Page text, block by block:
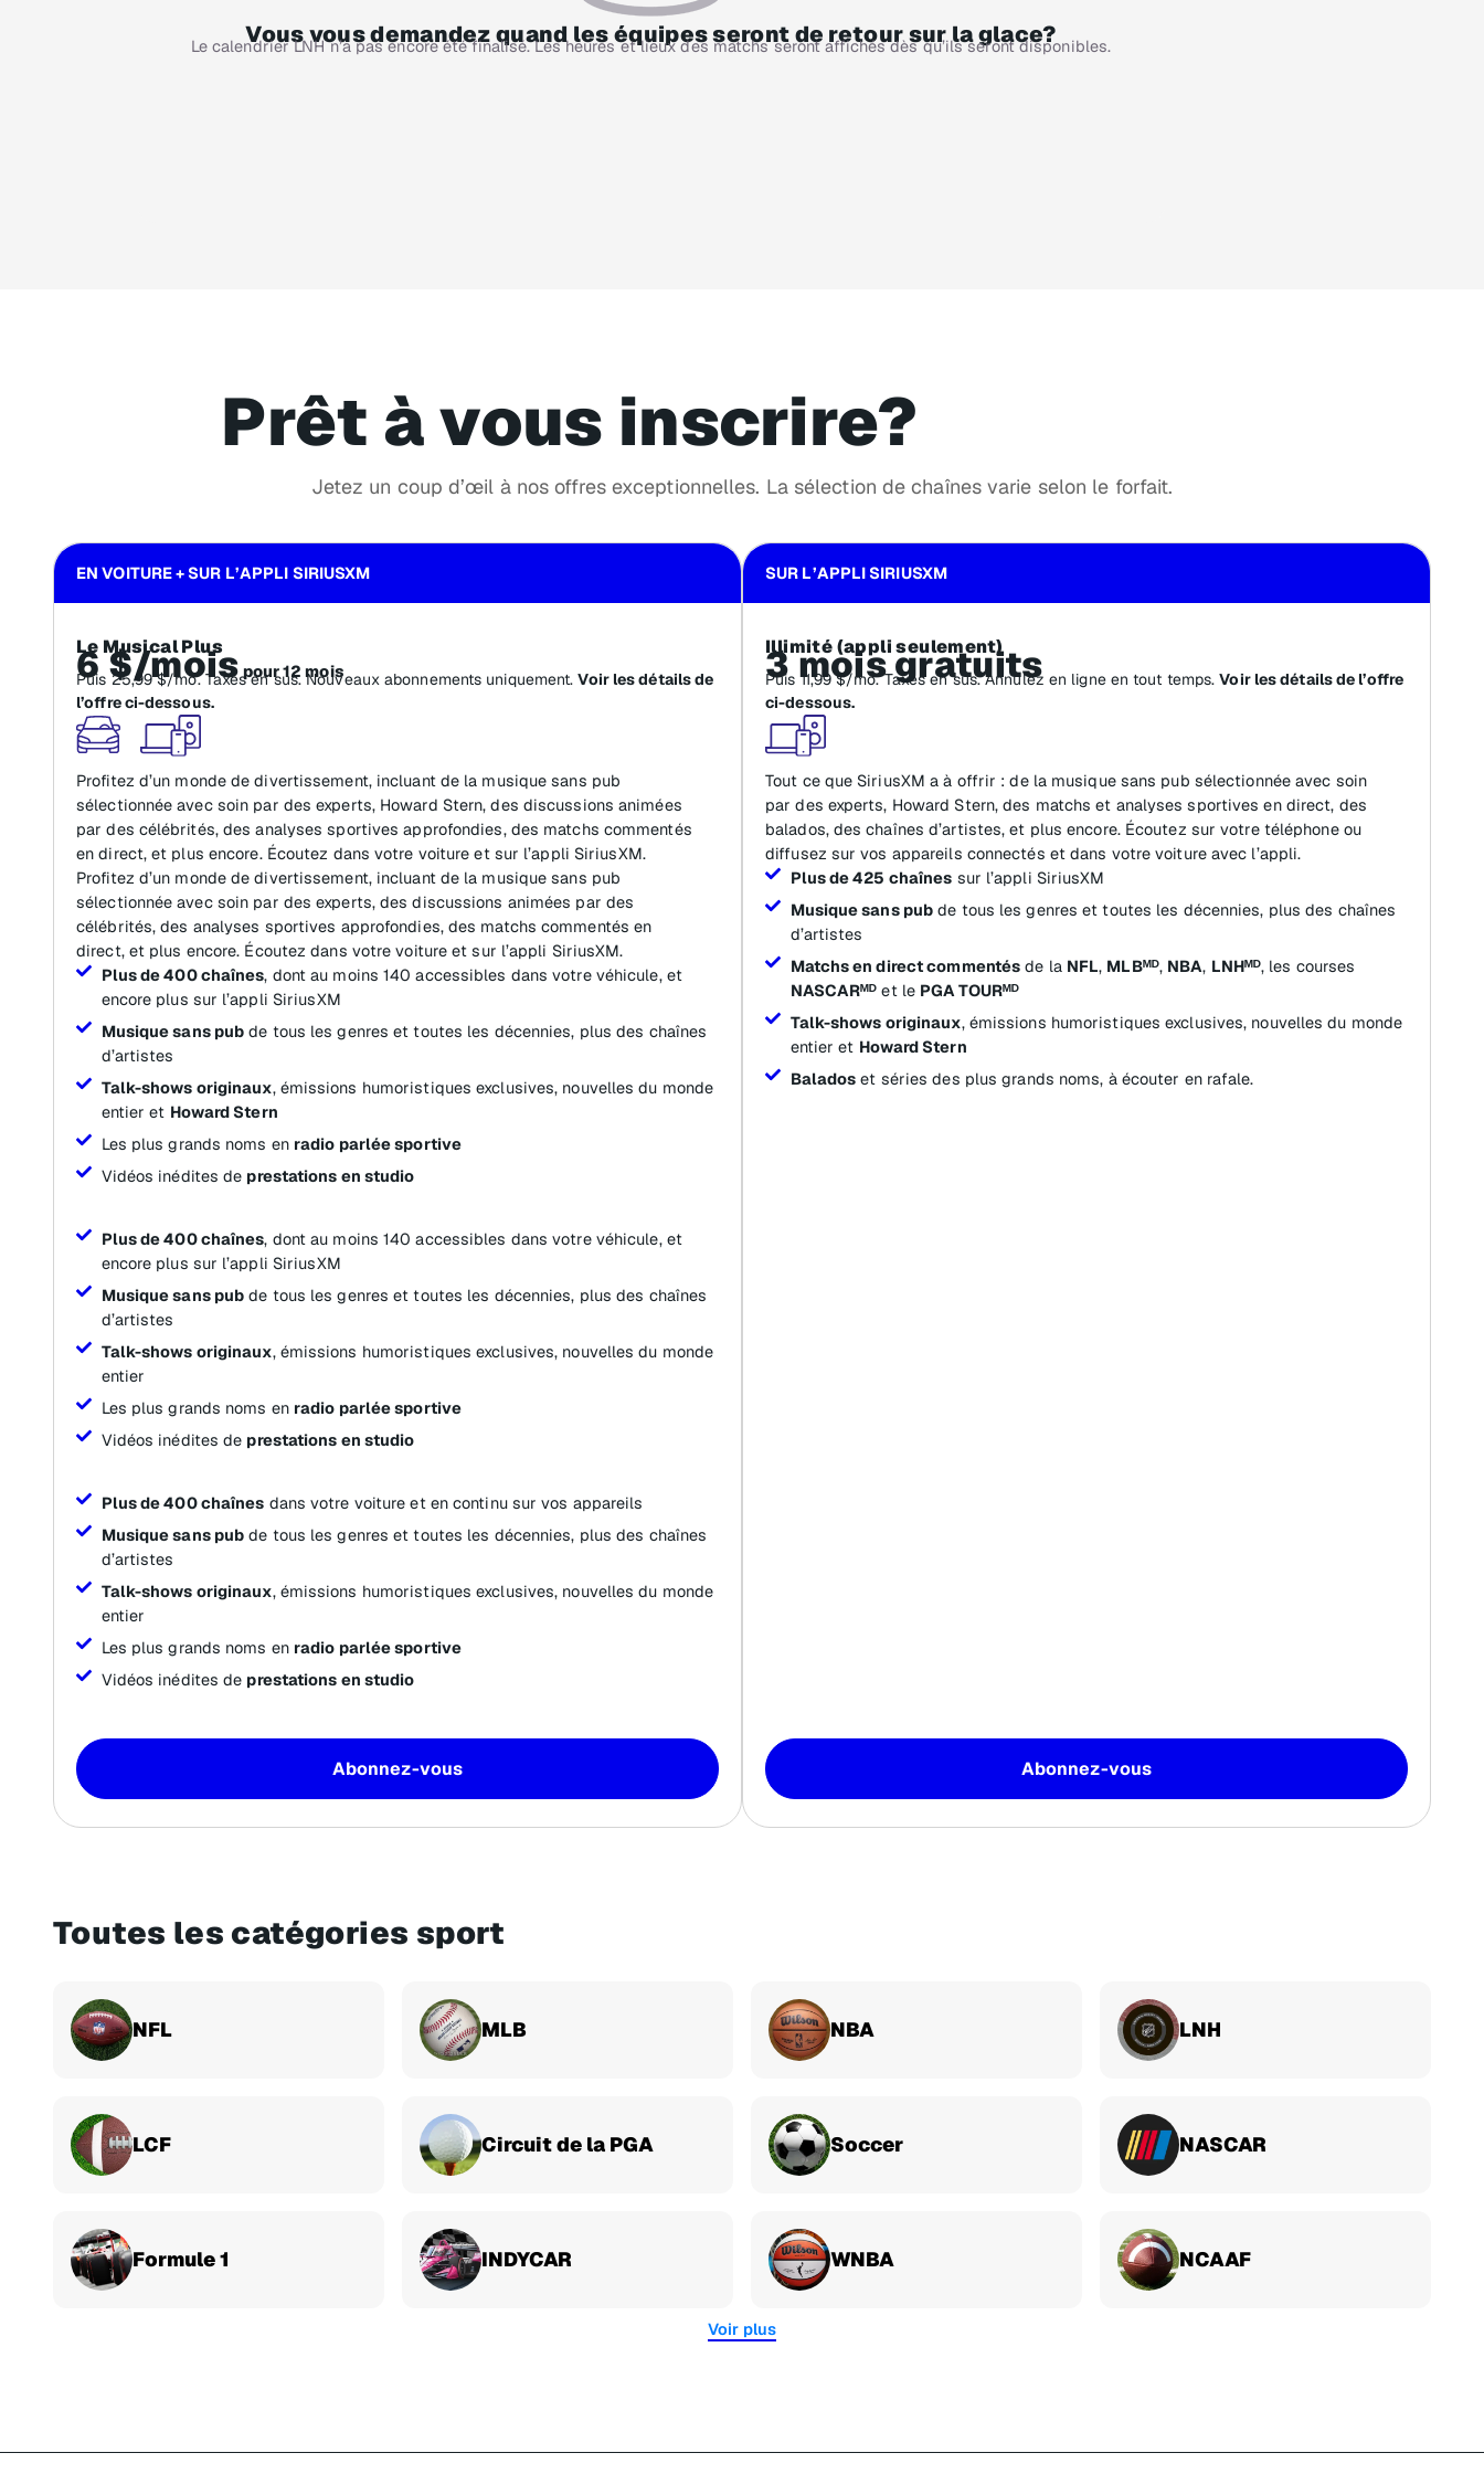
Vous vous demandez quand les équipes seront de retour sur la glace?
Le calendrier LNH n’a pas encore été finalisé. Les heures et lieux des matchs seront affichés dès qu’ils seront disponibles.
Prêt à vous inscrire?
Jetez un coup d’œil à nos offres exceptionnelles. La sélection de chaînes varie selon le forfait.
EN VOITURE + SUR L’APPLI SIRIUSXM
Le Musical Plus
6 $/moispour 12 mois
Puis 25,99 $/mo. Taxes en sus. Nouveaux abonnements uniquement.Voir les détails de
l’offre ci-dessous.
Profitez d’un monde de divertissement, incluant de la musique sans pub
sélectionnée avec soin par des experts, Howard Stern, des discussions animées
par des célébrités, des analyses sportives approfondies, des matchs commentés
en direct, et plus encore. Écoutez dans votre voiture et sur l’appli SiriusXM.
Profitez d’un monde de divertissement, incluant de la musique sans pub
sélectionnée avec soin par des experts, des discussions animées par des
célébrités, des analyses sportives approfondies, des matchs commentés en
direct, et plus encore. Écoutez dans votre voiture et sur l’appli SiriusXM.
Plus de 400 chaînes, dont au moins 140 accessibles dans votre véhicule, et
encore plus sur l’appli SiriusXM
Musique sans pub de tous les genres et toutes les décennies, plus des chaînes
d’artistes
Talk-shows originaux, émissions humoristiques exclusives, nouvelles du monde
entier et Howard Stern
Les plus grands noms en radio parlée sportive
Vidéos inédites de prestations en studio
Plus de 400 chaînes, dont au moins 140 accessibles dans votre véhicule, et
encore plus sur l’appli SiriusXM
Musique sans pub de tous les genres et toutes les décennies, plus des chaînes
d’artistes
Talk-shows originaux, émissions humoristiques exclusives, nouvelles du monde
entier
Les plus grands noms en radio parlée sportive
Vidéos inédites de prestations en studio
Plus de 400 chaînes dans votre voiture et en continu sur vos appareils
Musique sans pub de tous les genres et toutes les décennies, plus des chaînes
d’artistes
Talk-shows originaux, émissions humoristiques exclusives, nouvelles du monde
entier
Les plus grands noms en radio parlée sportive
Vidéos inédites de prestations en studio
Abonnez-vous
SUR L’APPLI SIRIUSXM
Illimité (appli seulement)
3 mois gratuits
Puis 11,99 $/mo. Taxes en sus. Annulez en ligne en tout temps.Voir les détails de l’offre
ci-dessous.
Tout ce que SiriusXM a à offrir : de la musique sans pub sélectionnée avec soin
par des experts, Howard Stern, des matchs et analyses sportives en direct, des
balados, des chaînes d’artistes, et plus encore. Écoutez sur votre téléphone ou
diffusez sur vos appareils connectés et dans votre voiture avec l’appli.
Plus de 425 chaînes sur l’appli SiriusXM
Musique sans pub de tous les genres et toutes les décennies, plus des chaînes
d’artistes
Matchs en direct commentés de la NFL, MLBᴹᴰ, NBA, LNHᴹᴰ, les courses
NASCARᴹᴰ et le PGA TOURᴹᴰ
Talk-shows originaux, émissions humoristiques exclusives, nouvelles du monde
entier et Howard Stern
Balados et séries des plus grands noms, à écouter en rafale.
Abonnez-vous
Toutes les catégories sport
NFL MLB NBA LNH
LCF Circuit de la PGA Soccer NASCAR
Formule 1 INDYCAR WNBA NCAAF
Voir plus